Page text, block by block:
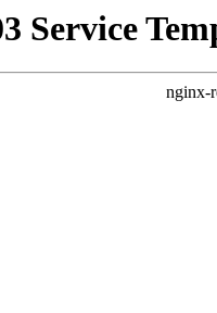
Service
nginx-